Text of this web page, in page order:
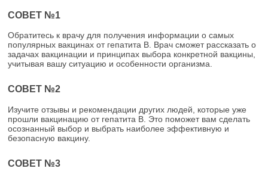
СОВЕТ №1
Обратитесь к врачу для получения информации о самых
популярных вакцинах от гепатита В. Врач сможет рассказать о
задачах вакцинации и принципах выбора конкретной вакцины,
учитывая вашу ситуацию и особенности организма.
СОВЕТ №2
Изучите отзывы и рекомендации других людей, которые уже
прошли вакцинацию от гепатита В. Это поможет вам сделать
осознанный выбор и выбрать наиболее эффективную и
безопасную вакцину.
СОВЕТ №3